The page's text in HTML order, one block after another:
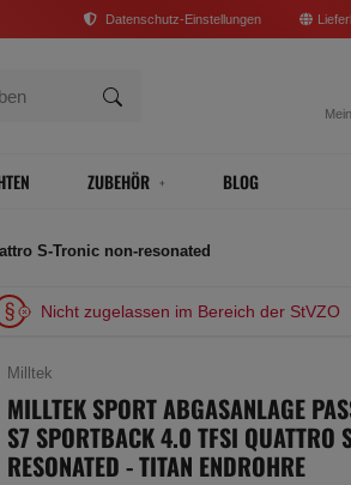
Datenschutz-Einstellungen
ZUBEHÖR BLOG
S-Tronic non-resonated
Nicht zugelassen im Bereich der StVZO
Milltek
MILLTEK SPORT ABGASANLAGE
S7 SPORTBACK 4.0 TFSI QUATTRO
RESONATED - TITAN ENDROHRE